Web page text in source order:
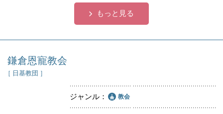
もっと見る
鎌倉恩寵教会
［ 日基教団 ］
ジャンル 教会